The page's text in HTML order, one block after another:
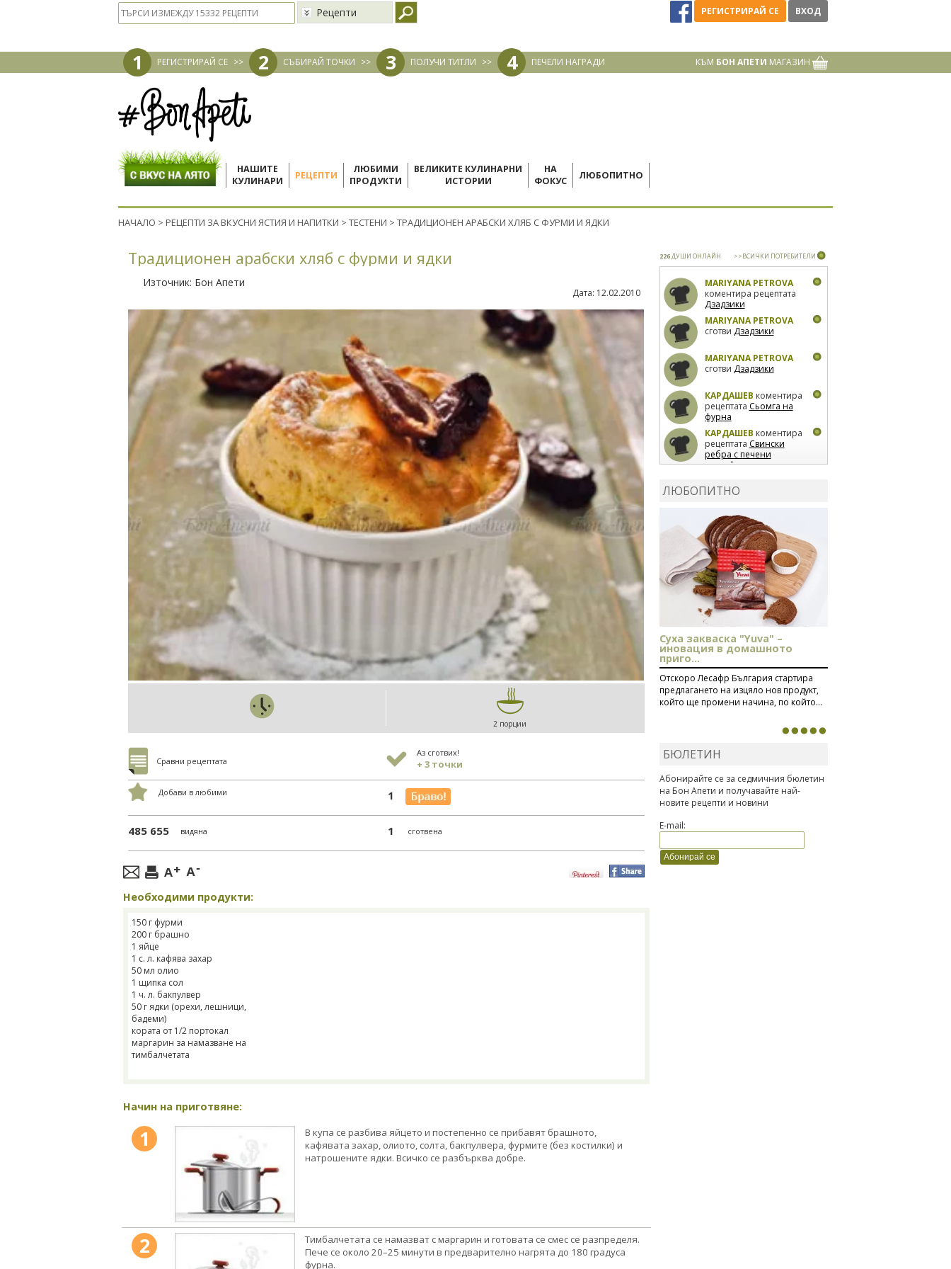
Рецепти РЕГИСТРИРАЙ СЕ ВХОД
1 РЕГИСТРИРАЙ СЕ >> 2 СЪБИРАЙ ТОЧКИ >> 3 ПОЛУЧИ ТИТЛИ >> 4 ПЕЧЕЛИ НАГРАДИ КЪМ БОН АПЕТИ МАГАЗИН
НАШИТЕ
КУЛИНАРИ
РЕЦЕПТИ
ЛЮБИМИ
ПРОДУКТИ
ВЕЛИКИТЕ КУЛИНАРНИ
ИСТОРИИ
НА
ФОКУС
ЛЮБОПИТНО
НАЧАЛО > РЕЦЕПТИ ЗА ВКУСНИ ЯСТИЯ И НАПИТКИ > ТЕСТЕНИ > ТРАДИЦИОНЕН АРАБСКИ ХЛЯБ С ФУРМИ И ЯДКИ
Традиционен арабски хляб с фурми и ядки
Източник: Бон Апети
Дата: 12.02.2010
2 порции
Сравни рецептата
Аз сготвих!
+ 3 точки
Добави в любими 1
485 655 видяна 1 сготвена
Необходими продукти:
150 г фурми
200 г брашно
1 яйце
1 с. л. кафява захар
50 мл олио
1 щипка сол
1 ч. л. бакпулвер
50 г ядки (орехи, лешници,
бадеми)
кората от 1/2 портокал
маргарин за намазване на
тимбалчетата
Начин на приготвяне:
1
В купа се разбива яйцето и постепенно се прибавят брашното,
кафявата захар, олиото, солта, бакпулвера, фурмите (без костилки) и
натрошените ядки. Всичко се разбърква добре.
2
Тимбалчетата се намазват с маргарин и готовата се смес се разпределя.
Пече се около 20–25 минути в предварително нагрята до 180 градуса
фурна.
226ДУШИ ОНЛАЙН >>ВСИЧКИ ПОТРЕБИТЕЛИ
MARIYANA PETROVA
коментира рецептата
Дзадзики
MARIYANA PETROVA
сготви Дзадзики
MARIYANA PETROVA
сготви Дзадзики
КАРДАШЕВ коментира
рецептата Сьомга на
фурна
КАРДАШЕВ коментира
рецептата Свински
ребра с печени
картофи
лимон
коментира рецептата
Киноа със зеленчуци
ЛЮБОПИТНО
Суха закваска "Yuva" –
иновация в домашното
приго...
Отскоро Лесафр България стартира
предлагането на изцяло нов продукт,
който ще промени начина, по който...
БЮЛЕТИН
Абонирайте се за седмичния бюлетин
на Бон Апети и получавайте най-
новите рецепти и новини
E-mail: